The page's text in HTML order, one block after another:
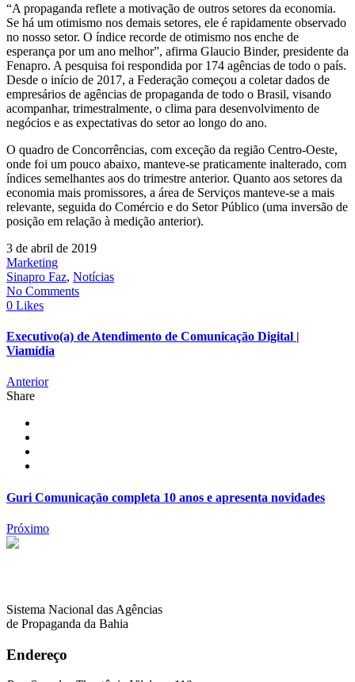
“A propaganda reflete a motivação de outros setores da economia.
Se há um otimismo nos demais setores, ele é rapidamente observado
no nosso setor. O índice recorde de otimismo nos enche de
esperança por um ano melhor”, afirma Glaucio Binder, presidente da
Fenapro. A pesquisa foi respondida por 174 agências de todo o país.
Desde o início de 2017, a Federação começou a coletar dados de
empresários de agências de propaganda de todo o Brasil, visando
acompanhar, trimestralmente, o clima para desenvolvimento de
negócios e as expectativas do setor ao longo do ano.
O quadro de Concorrências, com exceção da região Centro-Oeste,
onde foi um pouco abaixo, manteve-se praticamente inalterado, com
índices semelhantes aos do trimestre anterior. Quanto aos setores da
economia mais promissores, a área de Serviços manteve-se a mais
relevante, seguida do Comércio e do Setor Público (uma inversão de
posição em relação à medição anterior).
3 de abril de 2019
Marketing
Sinapro Faz, Notícias
No Comments
0 Likes
Executivo(a) de Atendimento de Comunicação Digital |
Viamídia
Anterior
Share
Guri Comunicação completa 10 anos e apresenta novidades
Próximo
Sistema Nacional das Agências
de Propaganda da Bahia
Endereço